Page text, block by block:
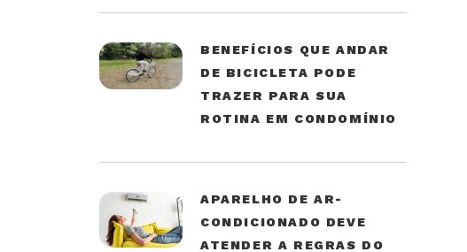
BENEFÍCIOS QUE ANDAR
DE BICICLETA PODE
TRAZER PARA SUA
ROTINA EM CONDOMÍNIO
APARELHO DE AR-
CONDICIONADO DEVE
ATENDER A REGRAS DO